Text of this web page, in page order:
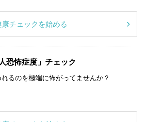
康チェックを始める
恐怖症度」チェック
れるのを極端に怖がってませんか？